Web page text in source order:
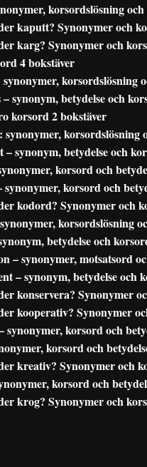
korsordslösning
kaputt? Synonymer och
karg? Synonymer och
4 bokstäver
korsordslösning
synonym, betydelse och
korsord 2 bokstäver
korsordslösning
– synonym, betydelse och
korsord och
korsord och
kodord? Synonymer och
korsordslösning
betydelse och
– synonymer, motsatsord
– synonym, betydelse och
konservera? Synonymer
kooperativ? Synonymer
korsord och
korsord och
kreativ? Synonymer och
korsord och
krog? Synonymer och